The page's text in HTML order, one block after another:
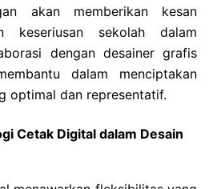
akan memberikan kesan
keseriusan sekolah dalam
dengan desainer grafis
dalam menciptakan
optimal dan representatif.
Cetak Digital dalam Desain